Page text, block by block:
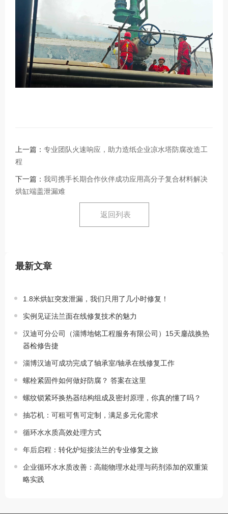
上一篇： 专业团队火速响应，助力造纸企业凉水塔防腐改造工
程
下一篇： 我司携手长期合作伙伴成功应用高分子复合材料解决
烘缸端盖泄漏难
返回列表
最新文章
1.8米烘缸突发泄漏，我们只用了几小时修复！
实例见证法兰面在线修复技术的魅力
汉迪可分公司（淄博地铭工程服务有限公司）15天鏖战换热
器检修告捷
淄博汉迪可成功完成了轴承室/轴承在线修复工作
螺栓紧固件如何做好防腐？ 答案在这里
螺纹锁紧环换热器结构组成及密封原理，你真的懂了吗？
抽芯机：可租可售可定制，满足多元化需求
循环水水质高效处理方式
年后启程：转化炉短接法兰的专业修复之旅
企业循环水水质改善：高能物理水处理与药剂添加的双重策
略实践